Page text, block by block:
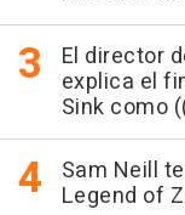
El director
explica el
Sink como
Sam Neill
Legend of